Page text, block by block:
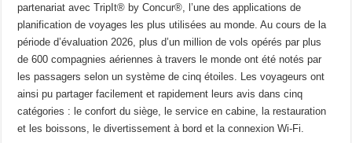
partenariat avec TripIt® by Concur®, l’une des applications de
planification de voyages les plus utilisées au monde. Au cours de la
période d’évaluation 2026, plus d’un million de vols opérés par plus
de 600 compagnies aériennes à travers le monde ont été notés par
les passagers selon un système de cinq étoiles. Les voyageurs ont
ainsi pu partager facilement et rapidement leurs avis dans cinq
catégories : le confort du siège, le service en cabine, la restauration
et les boissons, le divertissement à bord et la connexion Wi-Fi.